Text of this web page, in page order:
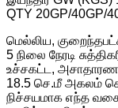
QTY 20GP/40GP/
மெல்லிய,
5 நிலை நேரடி
உச்சகட்ட,
18.5 செ.மீ அகலம்
நிச்சயமாக எந்த